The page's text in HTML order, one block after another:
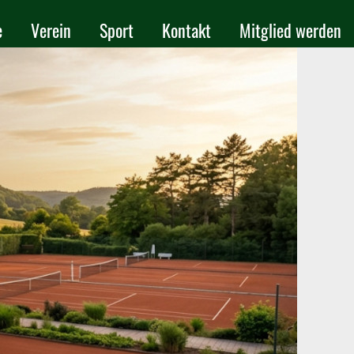
Verein Sport Kontakt Mitglied werden